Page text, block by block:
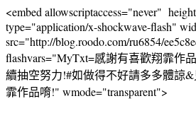
<embed allowscriptaccess="never"
type="application/x-shockwave-flash"
src="http://blog.roodo.com/ru6854/
flashvars="MyTxt=感謝有喜歡翔霏作
續抽空努力!#如做得不好請多多體諒
霏作品唷!" wmode="transparent">